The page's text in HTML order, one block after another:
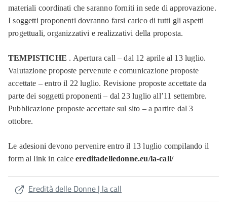
materiali coordinati che saranno forniti in sede di approvazione.
I soggetti proponenti dovranno farsi carico di tutti gli aspetti
progettuali, organizzativi e realizzativi della proposta.
TEMPISTICHE . Apertura call – dal 12 aprile al 13 luglio.
Valutazione proposte pervenute e comunicazione proposte
accettate – entro il 22 luglio. Revisione proposte accettate da
parte dei soggetti proponenti – dal 23 luglio all’11 settembre.
Pubblicazione proposte accettate sul sito – a partire dal 3
ottobre.
Le adesioni devono pervenire entro il 13 luglio compilando il
form al link in calce ereditadelledonne.eu/la-call/
Eredità delle Donne | la call